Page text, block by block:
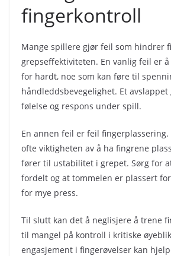
fingerkontroll
Mange spillere gjør feil som hindrer
grepseffektiviteten. En vanlig feil er
for hardt, noe som kan føre til
håndleddsbevegelighet. Et
følelse og respons under spill.
En annen feil er feil
ofte viktigheten av å ha fingrene
fører til ustabilitet i grepet. Sørg for
fordelt og at tommelen er plassert
for mye press.
Til slutt kan det å neglisjere å trene
til mangel på kontroll i kritiske
engasjement i fingerøvelser kan